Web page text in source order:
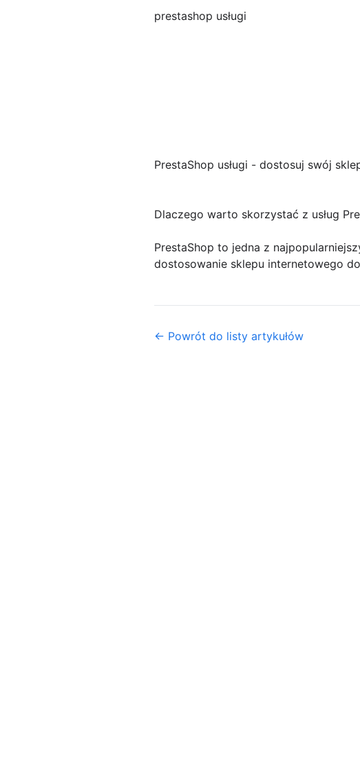
prestashop usługi
PrestaShop usługi - dostosuj swój
Dlaczego warto skorzystać z usług
PrestaShop to jedna z
dostosowanie sklepu internetowego
← Powrót do listy artykułów